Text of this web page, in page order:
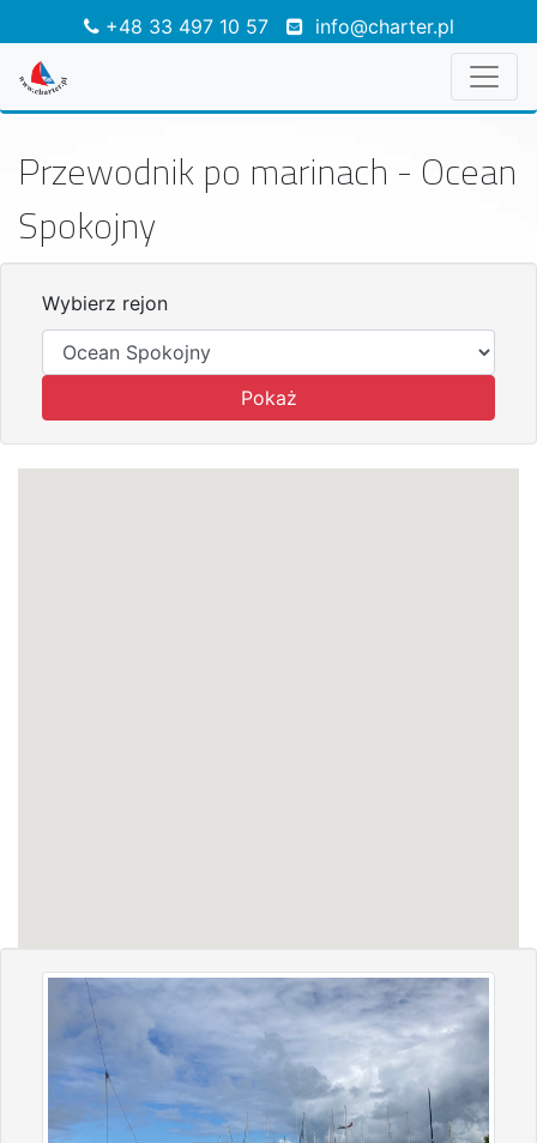
+48 33 497 10 57 info@charter.pl
Przewodnik po marinach - Ocean
Spokojny
Wybierz rejon